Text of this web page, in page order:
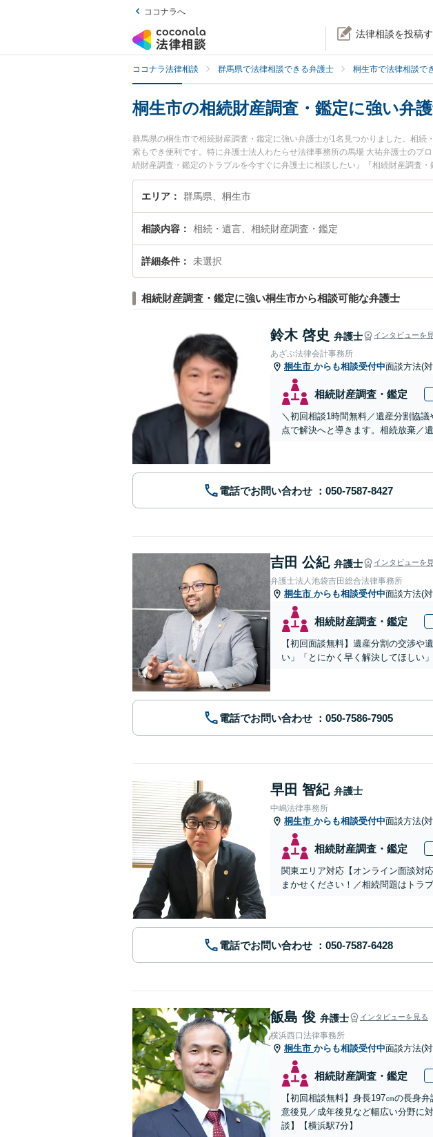
ココナラへ
法律相談を投稿
ココナラ法律相談 群馬県で法律相談できる弁護士 桐生市で法律相談で
桐生市の相続財産調査・鑑定に強い弁
群馬県の桐生市で相続財産調査・鑑定に強い弁護士が1名見つかりました。相
索もでき便利です。特に弁護士法人わたらせ法律事務所の馬場 大祐弁護士のプ
続財産調査・鑑定のトラブルを今すぐに弁護士に相談したい』『相続財産調査
定を法律相談できる桐生市内の弁護士に相談予約したい』などでお困りの相談
エリア 群馬県、桐生市
相談内容 相続・遺言、相続財産調査・鑑定
詳細条件 未選択
相続財産調査・鑑定に強い桐生市から相談可能な弁護士
鈴木 啓史 弁護士 インタビューを
あざぶ法律会計事務所
桐生市 からも相談受付中面談方法(
相続財産調査・鑑定
＼初回相談1時間無料／遺産分割協
点で解決へと導きます。相続放棄／
電話でお問い合わせ
吉田 公紀 弁護士 インタビューを
弁護士法人池袋吉田総合法律事務所
桐生市 からも相談受付中面談方法(
相続財産調査・鑑定
【初回面談無料】遺産分割の交渉や
い」「とにかく早く解決してほしい
電話でお問い合わせ
早田 智紀 弁護士
中嶋法律事務所
桐生市 からも相談受付中面談方法(
相続財産調査・鑑定
関東エリア対応【オンライン面談対
まかせください！／相続問題はトラ
電話でお問い合わせ
飯島 俊 弁護士 インタビューを見る
横浜西口法律事務所
桐生市 からも相談受付中面談方法(
相続財産調査・鑑定
【初回相談無料】身長197㎝の長身
意後見／成年後見など幅広い分野に
談】【横浜駅7分】